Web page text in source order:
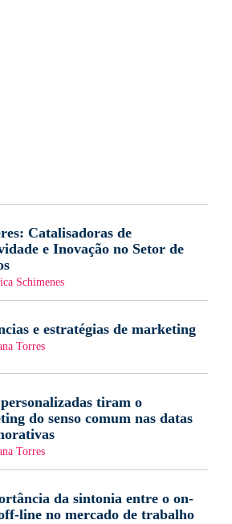
Catalisadoras de
e Inovação no Setor de
Schimenes
e estratégias de marketing
Torres
tiram o
do senso comum nas datas
Torres
da sintonia entre o on-
line no mercado de trabalho